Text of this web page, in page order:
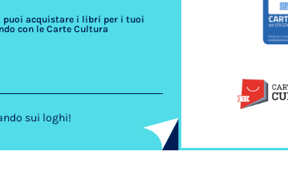
puoi acquistare i libri per i tuoi
con le Carte Cultura
sui loghi!